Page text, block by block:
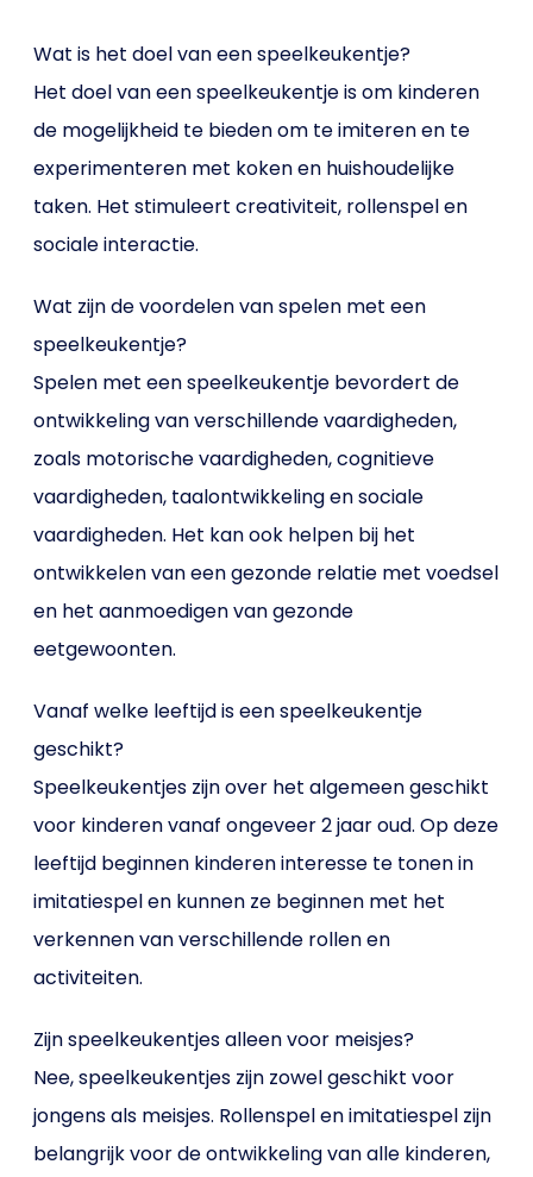
Wat is het doel van een speelkeukentje?
Het doel van een speelkeukentje is om kinderen
de mogelijkheid te bieden om te imiteren en te
experimenteren met koken en huishoudelijke
taken. Het stimuleert creativiteit, rollenspel en
sociale interactie.
Wat zijn de voordelen van spelen met een
speelkeukentje?
Spelen met een speelkeukentje bevordert de
ontwikkeling van verschillende vaardigheden,
zoals motorische vaardigheden, cognitieve
vaardigheden, taalontwikkeling en sociale
vaardigheden. Het kan ook helpen bij het
ontwikkelen van een gezonde relatie met voedsel
en het aanmoedigen van gezonde
eetgewoonten.
Vanaf welke leeftijd is een speelkeukentje
geschikt?
Speelkeukentjes zijn over het algemeen geschikt
voor kinderen vanaf ongeveer 2 jaar oud. Op deze
leeftijd beginnen kinderen interesse te tonen in
imitatiespel en kunnen ze beginnen met het
verkennen van verschillende rollen en
activiteiten.
Zijn speelkeukentjes alleen voor meisjes?
Nee, speelkeukentjes zijn zowel geschikt voor
jongens als meisjes. Rollenspel en imitatiespel zijn
belangrijk voor de ontwikkeling van alle kinderen,